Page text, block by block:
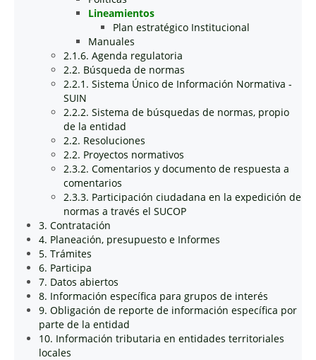
Lineamientos
Plan estratégico Institucional
Manuales
2.1.6. Agenda regulatoria
2.2. Búsqueda de normas
2.2.1. Sistema Único de Información Normativa -
SUIN
2.2.2. Sistema de búsquedas de normas, propio
de la entidad
2.2. Resoluciones
2.2. Proyectos normativos
2.3.2. Comentarios y documento de respuesta a
comentarios
2.3.3. Participación ciudadana en la expedición de
normas a través el SUCOP
3. Contratación
4. Planeación, presupuesto e Informes
5. Trámites
6. Participa
7. Datos abiertos
8. Información específica para grupos de interés
9. Obligación de reporte de información específica por
parte de la entidad
10. Información tributaria en entidades territoriales
locales